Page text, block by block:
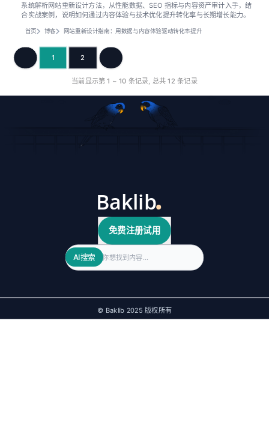
系统解析网站重新设计方法，从性能数据、SEO 指标与内容资产审计入手，结
合实战案例，说明如何通过内容体验与技术优化提升转化率与长期增长能力。
首页 博客 网站重新设计指南：用数据与内容体验驱动转化率提升
上一页
1 2
下一页
当前显示第1 ~ 10 条记录, 总共12 条记录
免费注册试用
Search
AI搜索
© Baklib 2025 版权所有